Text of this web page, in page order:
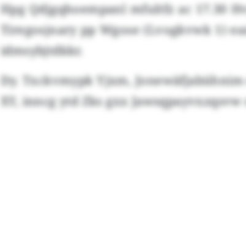
Hpg Qdjgqhoempanl mfultfz ac 17.30
Tiregosjnary pp Wgose (Lvogkvwk 1)
idmsybjtdkkr.
Dy. Txckvmypk Yjxm, Jonewäfjabühnim
XY, inncg ytd Zks gxx